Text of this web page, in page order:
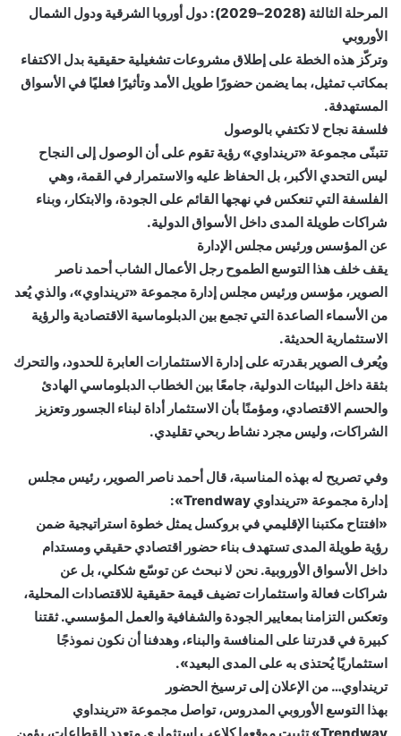
المرحلة الثالثة (2028–2029): دول أوروبا الشرقية ودول الشمال
الأوروبي
وتركّز هذه الخطة على إطلاق مشروعات تشغيلية حقيقية بدل الاكتفاء
بمكاتب تمثيل، بما يضمن حضورًا طويل الأمد وتأثيرًا فعليًا في الأسواق
المستهدفة.
فلسفة نجاح لا تكتفي بالوصول
تتبنّى مجموعة «ترينداوي» رؤية تقوم على أن الوصول إلى النجاح
ليس التحدي الأكبر، بل الحفاظ عليه والاستمرار في القمة، وهي
الفلسفة التي تنعكس في نهجها القائم على الجودة، والابتكار، وبناء
شراكات طويلة المدى داخل الأسواق الدولية.
عن المؤسس ورئيس مجلس الإدارة
يقف خلف هذا التوسع الطموح رجل الأعمال الشاب أحمد ناصر
الصوير، مؤسس ورئيس مجلس إدارة مجموعة «ترينداوي»، والذي يُعد
من الأسماء الصاعدة التي تجمع بين الدبلوماسية الاقتصادية والرؤية
الاستثمارية الحديثة.
ويُعرف الصوير بقدرته على إدارة الاستثمارات العابرة للحدود، والتحرك
بثقة داخل البيئات الدولية، جامعًا بين الخطاب الدبلوماسي الهادئ
والحسم الاقتصادي، ومؤمنًا بأن الاستثمار أداة لبناء الجسور وتعزيز
الشراكات، وليس مجرد نشاط ربحي تقليدي.
وفي تصريح له بهذه المناسبة، قال أحمد ناصر الصوير، رئيس مجلس
إدارة مجموعة «ترينداوي Trendway»:
«افتتاح مكتبنا الإقليمي في بروكسل يمثل خطوة استراتيجية ضمن
رؤية طويلة المدى تستهدف بناء حضور اقتصادي حقيقي ومستدام
داخل الأسواق الأوروبية. نحن لا نبحث عن توسّع شكلي، بل عن
شراكات فعالة واستثمارات تضيف قيمة حقيقية للاقتصادات المحلية،
وتعكس التزامنا بمعايير الجودة والشفافية والعمل المؤسسي. ثقتنا
كبيرة في قدرتنا على المنافسة والبناء، وهدفنا أن نكون نموذجًا
استثماريًا يُحتذى به على المدى البعيد».
ترينداوي… من الإعلان إلى ترسيخ الحضور
بهذا التوسع الأوروبي المدروس، تواصل مجموعة «ترينداوي